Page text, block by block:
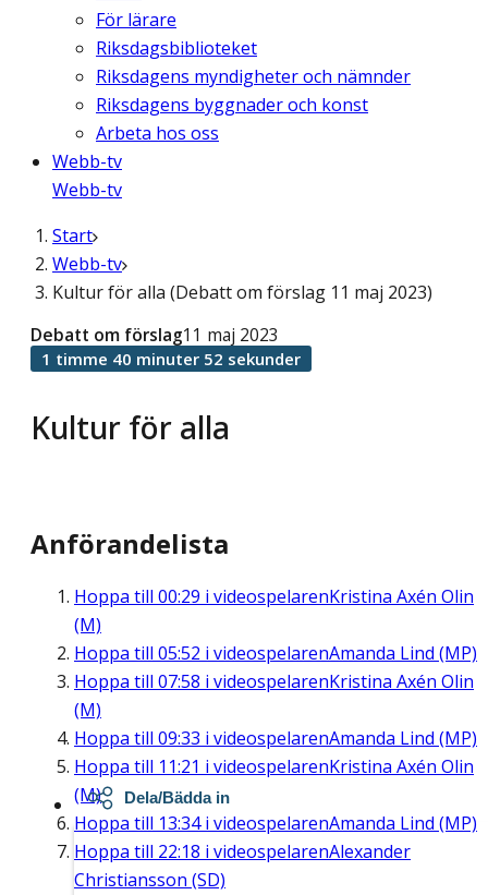
För lärare
Riksdagsbiblioteket
Riksdagens myndigheter och nämnder
Riksdagens byggnader och konst
Arbeta hos oss
Webb-tv
Webb-tv
Start
Webb-tv
Kultur för alla (Debatt om förslag 11 maj 2023)
Kultur för alla
Debatt om förslag11 maj 2023
1 timme 40 minuter 52 sekunder
Anförandelista
Hoppa till 00:29 i videospelarenKristina Axén Olin
(M)
Hoppa till 05:52 i videospelarenAmanda Lind (MP)
Hoppa till 07:58 i videospelarenKristina Axén Olin
(M)
Hoppa till 09:33 i videospelarenAmanda Lind (MP)
Hoppa till 11:21 i videospelarenKristina Axén Olin
(M)
Hoppa till 13:34i videospelarenAmanda Lind (MP)
Hoppa till 22:18 i videospelarenAlexander
Christiansson (SD)
Dela/Bädda in